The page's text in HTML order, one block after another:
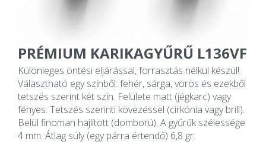
PRÉMIUM KARIKAGYŰRŰ L136VF
Különleges öntési eljárással, forrasztás nélkül készül!
Választható egy színből: fehér, sárga, vörös és ezekből
tetszés szerint két szín. Felülete matt (jégkarc) vagy
fényes. Tetszés szerinti kövezéssel (cirkónia vagy brill).
Belül finoman hajlított (domború). A gyűrűk szélessége
4 mm. Átlag súly (egy párra értendő) 6,8 gr.